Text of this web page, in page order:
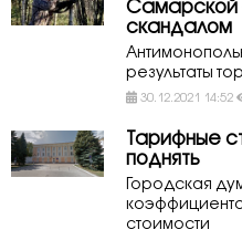
Самарской
скандалом
результаты
30.12.2021 14:52
Тарифные
поднять
Городская
стоимости